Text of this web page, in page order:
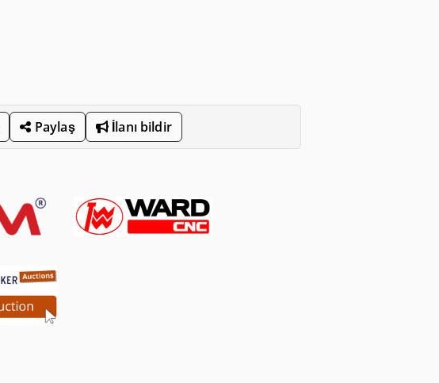
Paylaş İlanı bildir